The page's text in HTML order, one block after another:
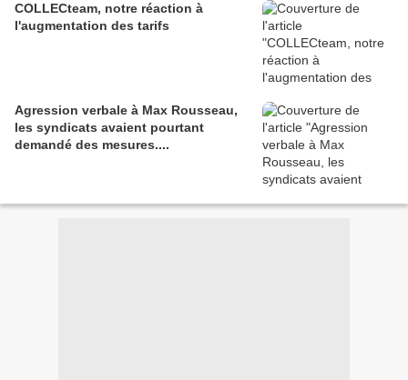
COLLECteam, notre réaction à
l'augmentation des tarifs
Agression verbale à Max Rousseau,
les syndicats avaient pourtant
demandé des mesures....